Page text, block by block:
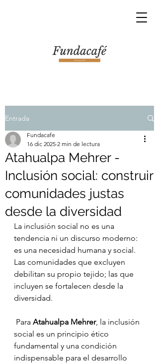
Entrada
Atahualpa Mehrer -
Inclusión social: construir
comunidades justas
desde la diversidad
Fundacafe
16 dic 2025 2 min de lectura
La inclusión social no es una
tendencia ni un discurso moderno:
es una necesidad humana y social.
Las comunidades que excluyen
debilitan su propio tejido; las que
incluyen se fortalecen desde la
diversidad.
Para Atahualpa Mehrer, la inclusión
social es un principio ético
fundamental y una condición
indispensable para el desarrollo